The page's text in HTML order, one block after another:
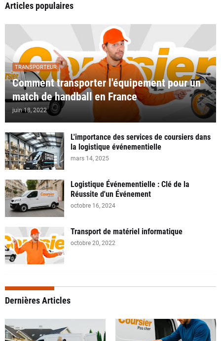
Articles populaires
TRANSPORTEUR
Comment transporter l'équipement pour un
match de handball en France
juin 18, 2022
L'importance des services de coursiers dans
la logistique événementielle
mars 14, 2025
Logistique Événementielle : Clé de la
Réussite d'un Événement
octobre 16, 2024
Transport de matériel informatique
octobre 20, 2022
Dernières Articles